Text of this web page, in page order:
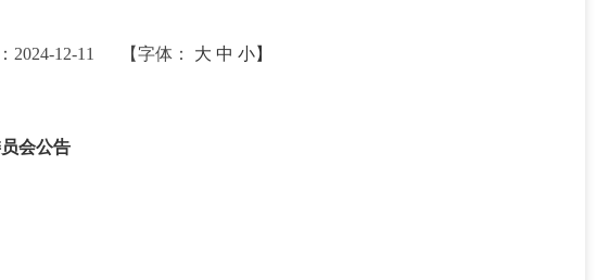
2024-12-11 【字体： 大 中 小】
会公告